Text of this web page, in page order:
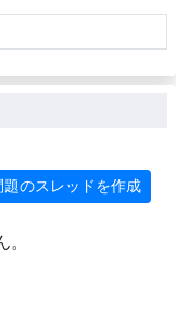
題のスレッドを作成